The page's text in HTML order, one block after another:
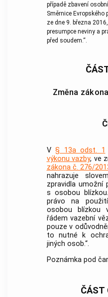
případě zbavení
Směrnice Evropského
ze dne 9. března
presumpce neviny a
před soudem.“.
Změna
V § 13a odst. 1
výkonu vazby, ve
zákona č. 276/
nahrazuje
zpravidla
s osobou blízkou.
právo na
osobou blízkou
řádem vazební
pouze v
to nutné k
jiných osob.“.
Poznámka pod
ČÁST